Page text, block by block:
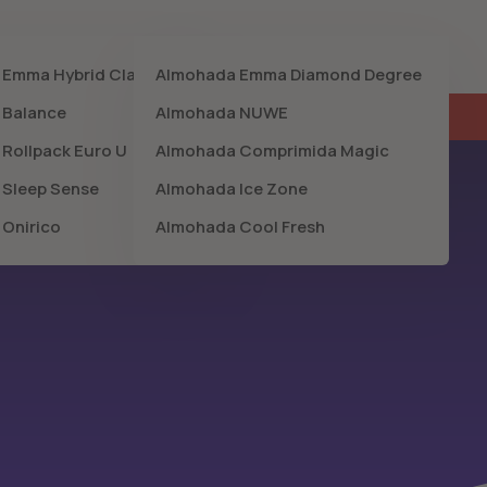
Hybrid Classic
Euro U
Sense
Almohada Emma Diamond Degree
Almohada NUWE
Almohada Comprimida Magic
Almohada Ice Zone
Almohada Cool Fresh